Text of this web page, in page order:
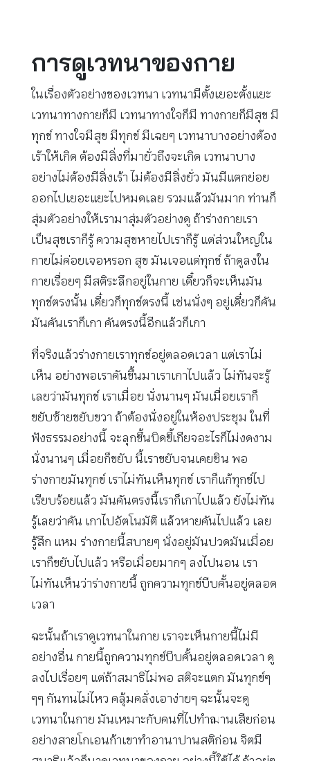
การดูเวทนาของกาย
ในเรื่องตัวอย่างของเวทนา เวทนามีตั้งเยอะตั้งแยะ
เวทนาทางกายก็มี เวทนาทางใจก็มี ทางกายก็มีสุข มี
ทุกข์ ทางใจมีสุข มีทุกข์ มีเฉยๆ เวทนาบางอย่างต้อง
เร้าให้เกิด ต้องมีสิ่งที่มายั่วถึงจะเกิด เวทนาบาง
อย่างไม่ต้องมีสิ่งเร้า ไม่ต้องมีสิ่งยั่ว มันมีแตกย่อย
ออกไปเยอะแยะไปหมดเลย รวมแล้วมันมาก ท่านก็
สุ่มตัวอย่างให้เรามาสุ่มตัวอย่างดู ถ้าร่างกายเรา
เป็นสุขเราก็รู้ ความสุขหายไปเราก็รู้ แต่ส่วนใหญ่ใน
กายไม่ค่อยเจอหรอก สุข มันเจอแต่ทุกข์ ถ้าดูลงใน
กายเรื่อยๆ มีสติระลึกอยู่ในกาย เดี๋ยวก็จะเห็นมัน
ทุกข์ตรงนั้น เดี๋ยวก็ทุกข์ตรงนี้ เช่นนั่งๆ อยู่เดี๋ยวก็คัน
มันคันเราก็เกา คันตรงนี้อีกแล้วก็เกา
ที่จริงแล้วร่างกายเราทุกข์อยู่ตลอดเวลา แต่เราไม่
เห็น อย่างพอเราคันขึ้นมาเราเกาไปแล้ว ไม่ทันจะรู้
เลยว่ามันทุกข์ เราเมื่อย นั่งนานๆ มันเมื่อยเราก็
ขยับซ้ายขยับขวา ถ้าต้องนั่งอยู่ในห้องประชุม ในที่
ฟังธรรมอย่างนี้ จะลุกขึ้นบิดขี้เกียจอะไรก็ไม่งดงาม
นั่งนานๆ เมื่อยก็ขยับ นี้เราขยับจนเคยชิน พอ
ร่างกายมันทุกข์ เราไม่ทันเห็นทุกข์ เราก็แก้ทุกข์ไป
เรียบร้อยแล้ว มันคันตรงนี้เราก็เกาไปแล้ว ยังไม่ทัน
รู้เลยว่าคัน เกาไปอัตโนมัติ แล้วหายคันไปแล้ว เลย
รู้สึก แหม ร่างกายนี้สบายๆ นั่งอยู่มันปวดมันเมื่อย
เราก็ขยับไปแล้ว หรือเมื่อยมากๆ ลงไปนอน เรา
ไม่ทันเห็นว่าร่างกายนี้ ถูกความทุกข์บีบคั้นอยู่ตลอด
เวลา
ฉะนั้นถ้าเราดูเวทนาในกาย เราจะเห็นกายนี้ไม่มี
อย่างอื่น กายนี้ถูกความทุกข์บีบคั้นอยู่ตลอดเวลา ดู
ลงไปเรื่อยๆ แต่ถ้าสมาธิไม่พอ สติจะแตก มันทุกข์ๆ
ๆๆ กันทนไม่ไหว คลุ้มคลั่งเอาง่ายๆ ฉะนั้นจะดู
เวทนาในกาย มันเหมาะกับคนที่ไปทำฌานเสียก่อน
อย่างสายโกเอนก้าเขาทำอานาปานสติก่อน จิตมี